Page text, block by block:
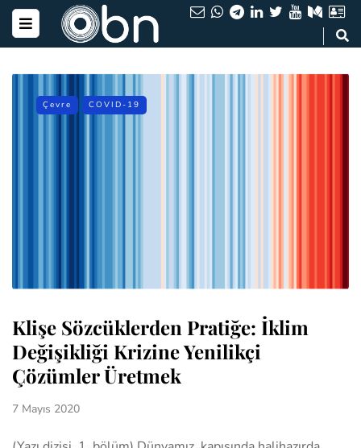
Çevre COVID-19
Klişe Sözcüklerden Pratiğe: İklim
Değişikliği Krizine Yenilikçi
Çözümler Üretmek
7 Mayıs 2020